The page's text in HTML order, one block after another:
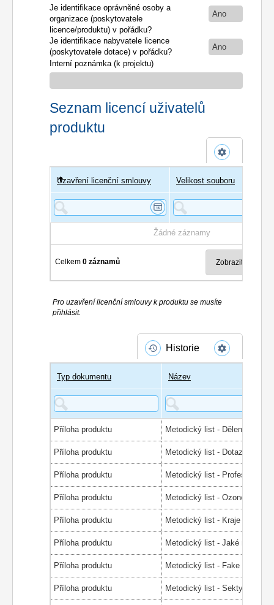
Je identifikace oprávněné osoby a
organizace (poskytovatele
licence/produktu) v pořádku?
Ano
Je identifikace nabyvatele licence
(poskytovatele dotace) v pořádku?
Ano
Interní poznámka (k projektu)
Seznam licencí uživatelů
produktu
Uživatel
Uzavření licenční smlouvy Velikost souboru
Žádné záznamy
Celkem0 záznamů
Pro uzavření licenční smlouvy k produktu se musíte
přihlásit.
Historie
Typ dokumentu Název
Příloha produktu Metodický list - Dělení drog
Příloha produktu
Příloha produktu Metodický list - Profese
Příloha produktu Metodický list - Ozonová díra
Příloha produktu Metodický list - Kraje ČR
Příloha produktu
Příloha produktu Metodický list - Fake profil
Příloha produktu Metodický list - Sekty